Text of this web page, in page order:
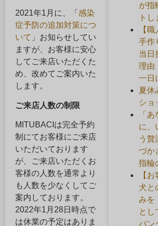
2021年1月に、「 感染
症予防の追加対策につ
いて 」お知らせしてい
ますが、お客様に安心
してご来店いただくた
め、改めてご案内いた
します。
ご来店人数の制限
MITUBACIは完全予約
制にてお客様にご来店
いただいております
が、ご来店いただくお
客様の人数を通常より
も人数を少なくしてご
案内しております。
2022年1月28日時点で
は休業の予定はありま
が指
トし
【
手作
当日
理由
一日
夏休
ショ
「
に、
う贅
づか
指輪
【
犬と
みを
とし
バン